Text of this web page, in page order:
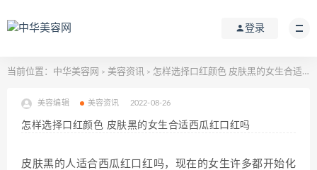
登录
当前位置： 中华美容网 > 美容资讯 > 怎样选择口红颜色 皮肤黑的女生合适西瓜红口红吗
美容编辑 美容资讯 2022-08-26
怎样选择口红颜色 皮肤黑的女生合适西瓜红口红吗
皮肤黑的人适合西瓜红口红吗，现在的女生许多都开始化